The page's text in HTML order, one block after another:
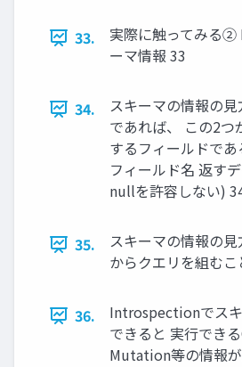
33.
実際に触ってみる
ーマ情報 33
34.
スキーマの情報の
であれば、 この2つ
するフィールドで
フィールド名 返す
nullを許容しない)
35.
スキーマの情報の
からクエリを組む
36.
Introspectionでス
できると 実⾏でき
Mutation等の情報